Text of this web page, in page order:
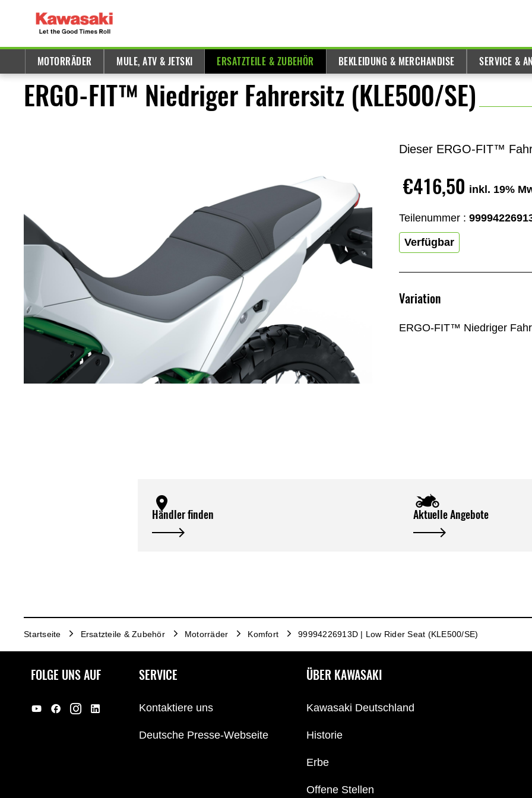
MOTORRÄDER MULE, ATV & JETSKI ERSATZTEILE & ZUBEHÖR BEKLEIDUNG & MERCHANDISE SERVICE &
ERGO-FIT™ Niedriger Fahrersitz (KLE500/SE)
Dieser ERGO-FIT™
€416,50 inkl. 19%
Teilenummer :
Verfügbar
Variation
ERGO-FIT™ Niedriger
Händler finden Aktuelle Angebote
Startseite Ersatzteile & Zubehör Motorräder Komfort 99994226913D | Low Rider Seat (KLE500/SE)
FOLGE UNS AUF SERVICE
Kontaktiere uns
Deutsche Presse-Webseite
ÜBER KAWASAKI
Kawasaki Deutschland
Historie
Erbe
Offene Stellen